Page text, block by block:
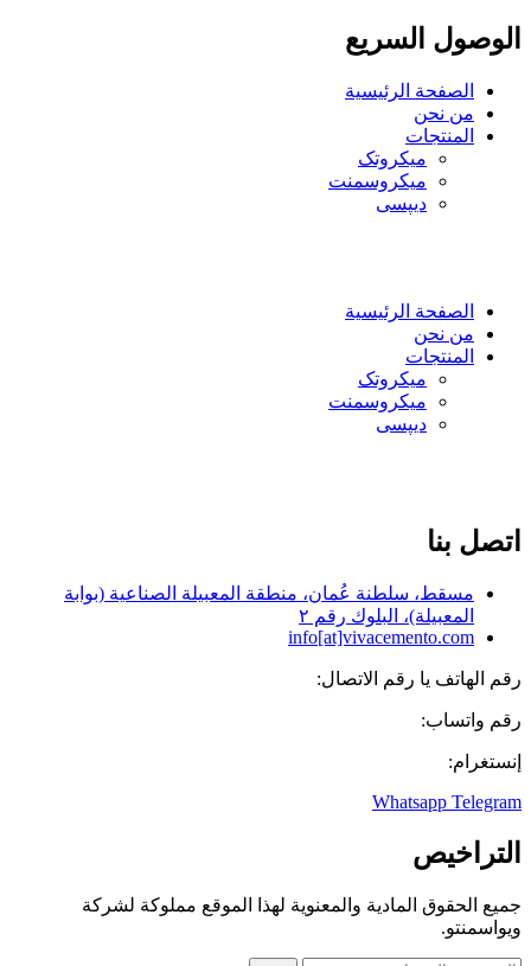
الوصول السريع
الصفحة الرئيسية
من نحن
المنتجات
میکروتک
ميكروسمنت
دیپسی
الصفحة الرئيسية
من نحن
المنتجات
میکروتک
ميكروسمنت
دیپسی
اتصل بنا
مسقط، سلطنة عُمان، منطقة المعبيلة الصناعية (بوابة
المعبيلة)، البلوك رقم ٢
info[at]vivacemento.com
رقم الهاتف یا رقم الاتصال:
رقم واتساب:
إنستغرام:
Whatsapp Telegram
التراخيص
جميع الحقوق المادية والمعنوية لهذا الموقع مملوكة لشركة
ویواسمنتو.